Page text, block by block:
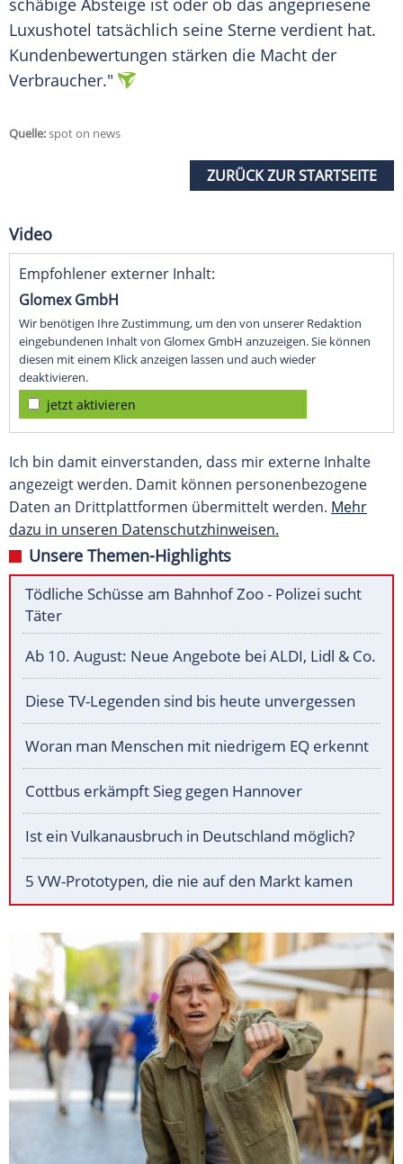
schäbige Absteige ist oder ob das angepriesene
Luxushotel tatsächlich seine Sterne verdient hat.
Kundenbewertungen stärken die Macht der
Verbraucher."
Quelle:spot on news
ZURÜCK ZUR STARTSEITE
Video
Empfohlener externer Inhalt:
Glomex GmbH
Wir benötigen Ihre Zustimmung, um den von unserer Redaktion
eingebundenen Inhalt von Glomex GmbH anzuzeigen. Sie können
diesen mit einem Klick anzeigen lassen und auch wieder
deaktivieren.
jetzt aktivieren
Ich bin damit einverstanden, dass mir externe Inhalte
angezeigt werden. Damit können personenbezogene
Daten an Drittplattformen übermittelt werden. Mehr
dazu in unseren Datenschutzhinweisen.
Unsere Themen-Highlights
Tödliche Schüsse am Bahnhof Zoo - Polizei sucht
Täter
Ab 10. August: Neue Angebote bei ALDI, Lidl & Co.
Diese TV-Legenden sind bis heute unvergessen
Woran man Menschen mit niedrigem EQ erkennt
Cottbus erkämpft Sieg gegen Hannover
Ist ein Vulkanausbruch in Deutschland möglich?
5 VW-Prototypen, die nie auf den Markt kamen